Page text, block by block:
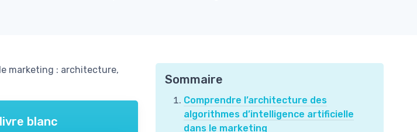
marketing : architecture,
blanc
Sommaire
Comprendre l’architecture des
algorithmes d’intelligence artificielle
dans le marketing